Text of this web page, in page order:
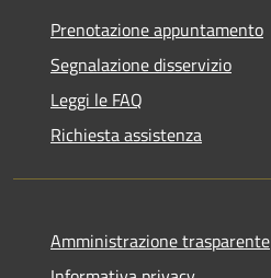
Prenotazione appuntamento
Segnalazione disservizio
Leggi le FAQ
Richiesta assistenza
Amministrazione trasparente